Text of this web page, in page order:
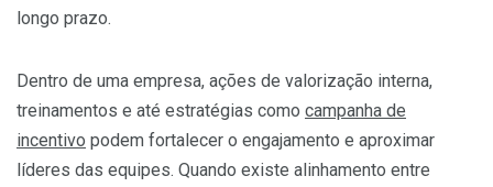
longo prazo.
Dentro de uma empresa, ações de valorização interna,
treinamentos e até estratégias como campanha de
incentivo podem fortalecer o engajamento e aproximar
líderes das equipes. Quando existe alinhamento entre